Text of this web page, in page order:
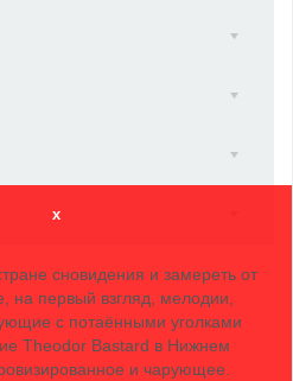
x
сновидения и замереть от
на первый взгляд, мелодии,
с потаёнными уголками
Theodor Bastard в Нижнем
и чарующее.